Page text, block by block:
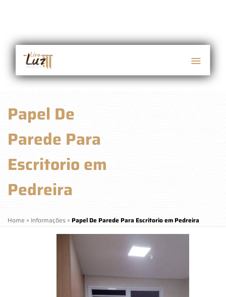
Papel De
Parede Para
Escritorio em
Pedreira
Home » Informações » Papel De Parede Para Escritorio em Pedreira